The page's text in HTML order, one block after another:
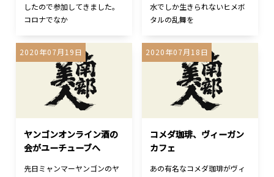
したので参加してきました。
コロナでなか
水でしか生きられないヒメボ
タルの乱舞を
2020年07月19日
ヤンゴンオンライン酒の
会がユーチューブへ
先日ミャンマーヤンゴンのヤ
2020年07月18日
コメダ珈琲、ヴィーガン
カフェ
あの有名なコメダ珈琲がヴィ